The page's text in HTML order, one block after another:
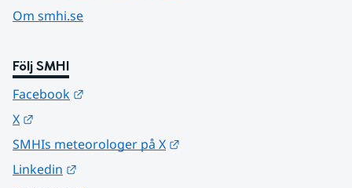
Om smhi.se
Följ SMHI
Facebook
X
SMHIs meteorologer på X
Linkedin